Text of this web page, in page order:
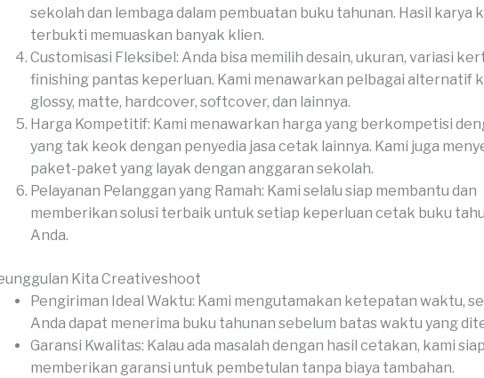
sekolah dan lembaga dalam pembuatan buku tahunan. Hasil karya
terbukti memuaskan banyak klien.
Customisasi Fleksibel: Anda bisa memilih desain, ukuran, variasi
finishing pantas keperluan. Kami menawarkan pelbagai alternatif
glossy, matte, hardcover, softcover, dan lainnya.
Harga Kompetitif: Kami menawarkan harga yang berkompetisi
yang tak keok dengan penyedia jasa cetak lainnya. Kami juga
paket-paket yang layak dengan anggaran sekolah.
Pelayanan Pelanggan yang Ramah: Kami selalu siap membantu dan
memberikan solusi terbaik untuk setiap keperluan cetak buku
Anda.
Kita Creativeshoot
Pengiriman Ideal Waktu: Kami mengutamakan ketepatan waktu,
Anda dapat menerima buku tahunan sebelum batas waktu yang
Garansi Kwalitas: Kalau ada masalah dengan hasil cetakan, kami siap
memberikan garansi untuk pembetulan tanpa biaya tambahan.